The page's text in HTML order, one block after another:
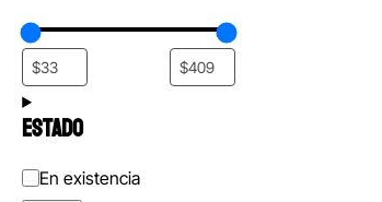
ESTADO
Estado
En existencia